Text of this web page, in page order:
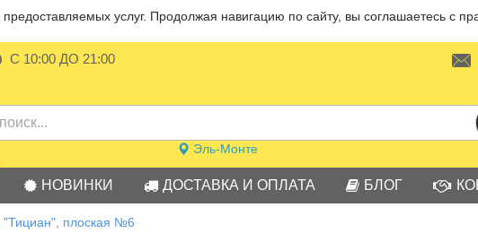
услуг. Продолжая навигацию по сайту, вы соглашаетесь с
С 10:00 ДО 21:00
Эль-Монте
НОВИНКИ ДОСТАВКА И ОПЛАТА БЛОГ
"Тициан", плоская №6